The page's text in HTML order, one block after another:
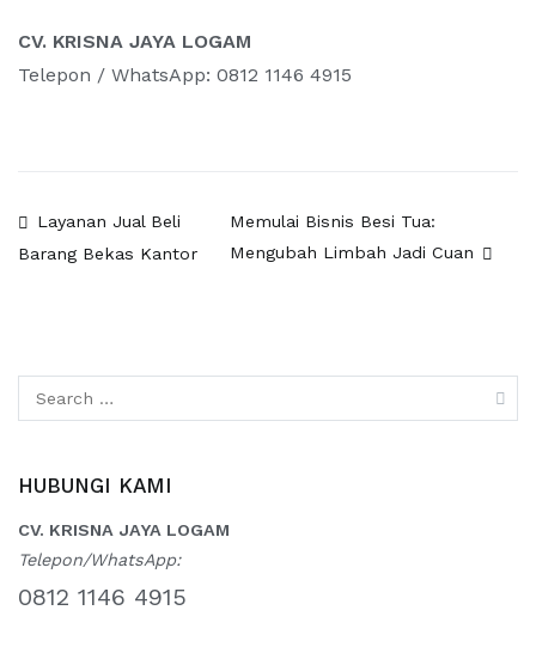
CV. KRISNA JAYA LOGAM
Telepon / WhatsApp: 0812 1146 4915
Post
Layanan Jual Beli
Barang Bekas Kantor
Memulai Bisnis Besi Tua:
Mengubah Limbah Jadi Cuan
for:
HUBUNGI KAMI
CV. KRISNA JAYA LOGAM
Telepon/WhatsApp:
0812 1146 4915